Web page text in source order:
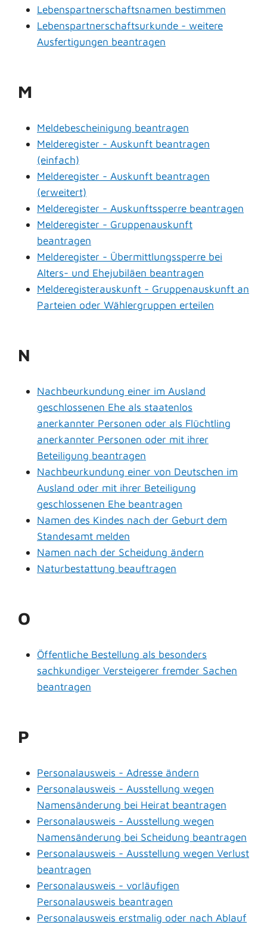
Lebenspartnerschaftsnamen bestimmen
Lebenspartnerschaftsurkunde - weitere
Ausfertigungen beantragen
M
Meldebescheinigung beantragen
Melderegister - Auskunft beantragen
(einfach)
Melderegister - Auskunft beantragen
(erweitert)
Melderegister - Auskunftssperre beantragen
Melderegister - Gruppenauskunft
beantragen
Melderegister - Übermittlungssperre bei
Alters- und Ehejubiläen beantragen
Melderegisterauskunft - Gruppenauskunft an
Parteien oder Wählergruppen erteilen
N
Nachbeurkundung einer im Ausland
geschlossenen Ehe als staatenlos
anerkannter Personen oder als Flüchtling
anerkannter Personen oder mit ihrer
Beteiligung beantragen
Nachbeurkundung einer von Deutschen im
Ausland oder mit ihrer Beteiligung
geschlossenen Ehe beantragen
Namen des Kindes nach der Geburt dem
Standesamt melden
Namen nach der Scheidung ändern
Naturbestattung beauftragen
O
Öffentliche Bestellung als besonders
sachkundiger Versteigerer fremder Sachen
beantragen
P
Personalausweis - Adresse ändern
Personalausweis - Ausstellung wegen
Namensänderung bei Heirat beantragen
Personalausweis - Ausstellung wegen
Namensänderung bei Scheidung beantragen
Personalausweis - Ausstellung wegen Verlust
beantragen
Personalausweis - vorläufigen
Personalausweis beantragen
Personalausweis erstmalig oder nach Ablauf